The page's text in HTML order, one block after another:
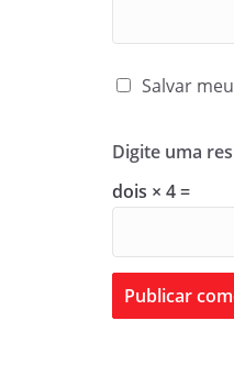
Salvar
Digite uma
dois × 4 =